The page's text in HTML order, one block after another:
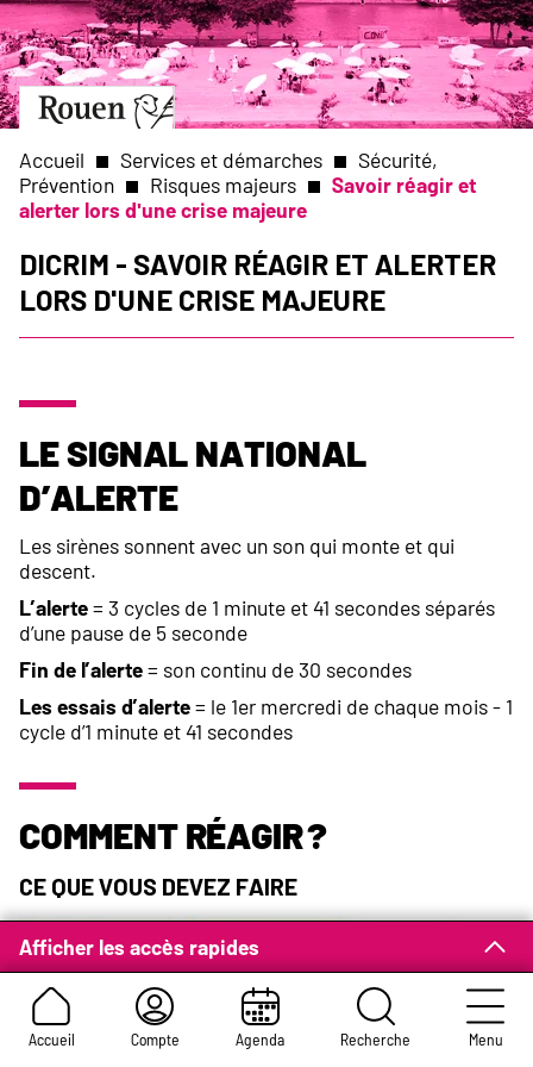
Aller
au
contenu
principal
Aller
à
page
d’accueil
Slide
1
of
1
Accueil Compte Agenda Recherche Menu
d'Ariane
Accueil Services et démarches
Sécurité,
Prévention
Risques majeurs
Savoir réagir et
alerter lors d'une crise majeure
Dicrim - Savoir réagir et alerter
lors d'une crise majeure
Afficher les accès rapides
Le signal national
d’alerte
Les sirènes sonnent avec un son qui monte et qui
descent.
L’alerte= 3 cycles de 1 minute et 41 secondes séparés
d’une pause de 5 seconde
Fin de l’alerte= son continu de 30 secondes
Les essais d’alerte= le 1er mercredi de chaque mois - 1
cycle d’1 minute et 41 secondes
Comment réagir ?
Ce que vous devez faire